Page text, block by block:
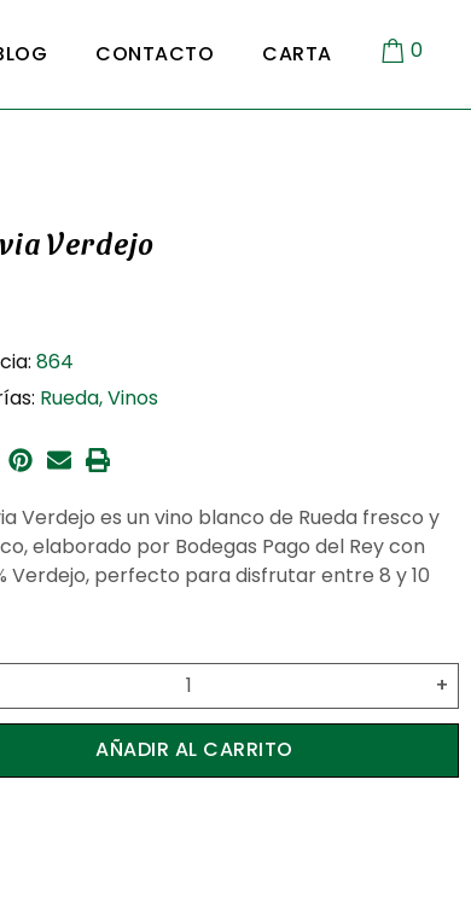
CONTACTO CARTA 0
Verdejo
864
Rueda,Vinos
Verdejo es un vino blanco de Rueda fresco y
elaborado por Bodegas Pago del Rey con
Verdejo, perfecto para disfrutar entre 8 y 10
+
AÑADIR AL CARRITO